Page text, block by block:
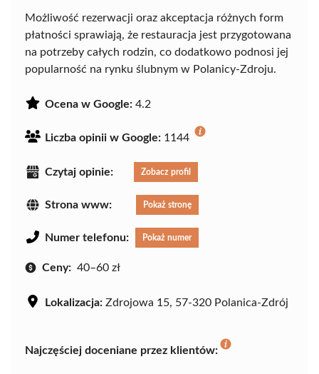
Możliwość rezerwacji oraz akceptacja różnych form
płatności sprawiają, że restauracja jest przygotowana
na potrzeby całych rodzin, co dodatkowo podnosi jej
popularność na rynku ślubnym w Polanicy-Zdroju.
Ocena w Google: 4.2
Liczba opinii w Google: 1144
Czytaj opinie: Zobacz profil
Strona www: Pokaż stronę
Numer telefonu: Pokaż numer
Ceny: 40–60 zł
Lokalizacja: Zdrojowa 15, 57-320 Polanica-Zdrój
Najczęściej doceniane przez klientów: